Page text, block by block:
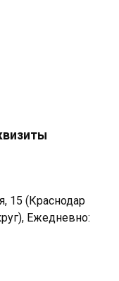
15 (Краснодар
Ежедневно: